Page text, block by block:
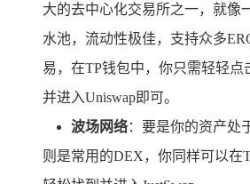
大的去中心化交易所之一，就像
水池，流动性极佳，支持众多
易，在TP钱包中，你只需轻轻点
并进入Uniswap即可。
波场网络：要是你的资产处
则是常用的DEX，你同样可以在